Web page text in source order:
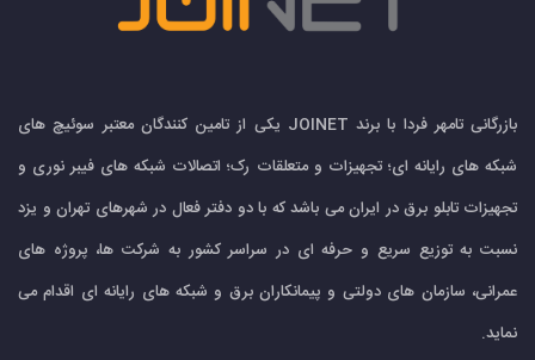
بازرگانی تامهر فردا با برند JOINET یکی از تامین کنندگان معتبر سوئیچ های
شبکه های رایانه ای؛ تجهیزات و متعلقات رک؛ اتصالات شبکه های فیبر نوری و
تجهیزات تابلو برق در ایران می باشد که با دو دفتر فعال در شهرهای تهران و یزد
نسبت به توزیع سریع و حرفه ای در سراسر کشور به شرکت ها، پروژه های
عمرانی، سازمان های دولتی و پیمانکاران برق و شبکه های رایانه ای اقدام می
نماید.